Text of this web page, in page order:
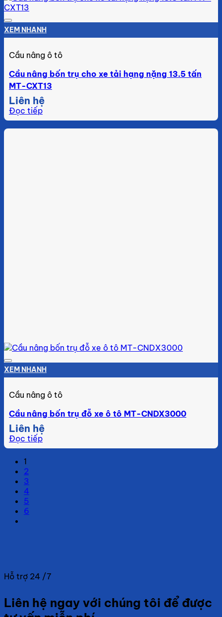
Add to wishlist
XEM NHANH
Cầu nâng ô tô
Cầu nâng bốn trụ cho xe tải hạng nặng 13.5 tấn
MT-CXT13
Liên hệ
Đọc tiếp
Add to wishlist
XEM NHANH
Cầu nâng ô tô
Cầu nâng bốn trụ đỗ xe ô tô MT-CNDX3000
Liên hệ
Đọc tiếp
1
2
3
4
5
6
Hỗ trợ 24 /7
Liên hệ ngay với chúng tôi để được